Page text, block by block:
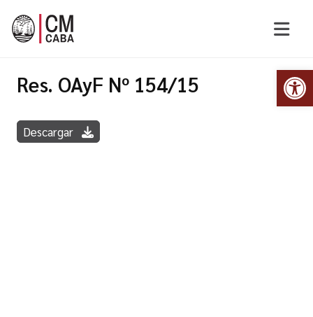
Res. OAyF Nº 154/15
Descargar